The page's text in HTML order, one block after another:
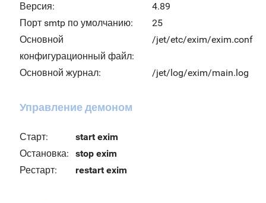
Версия:
4.89
Порт smtp по умолчанию:
25
Основной
конфигурационный файл:
/jet/etc/exim/exim.conf
Основной журнал: /jet/log/exim/main.log
Управление демоном
Старт:
start exim
Остановка:
stop exim
Рестарт:
restart exim